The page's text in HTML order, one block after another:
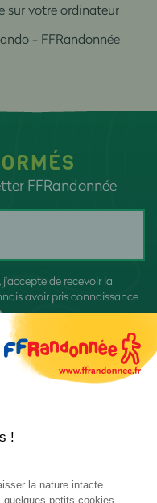
sur votre ordinateur
- FFRandonnée
FFRandonnée
de recevoir la
avoir pris connaissance
!
la nature intacte.
petits cookies